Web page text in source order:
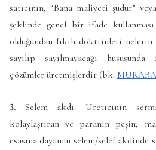
satıcının, “Bana maliyeti şudur”
şeklinde genel bir ifade
olduğundan fıkıh doktrinleri
sayılıp sayılmayacağı
çözümler üretmişlerdir (bk.
3. Selem akdi. Üreticinin
kolaylaştıran ve paranın peşin,
esasına dayanan selem/selef akdinde